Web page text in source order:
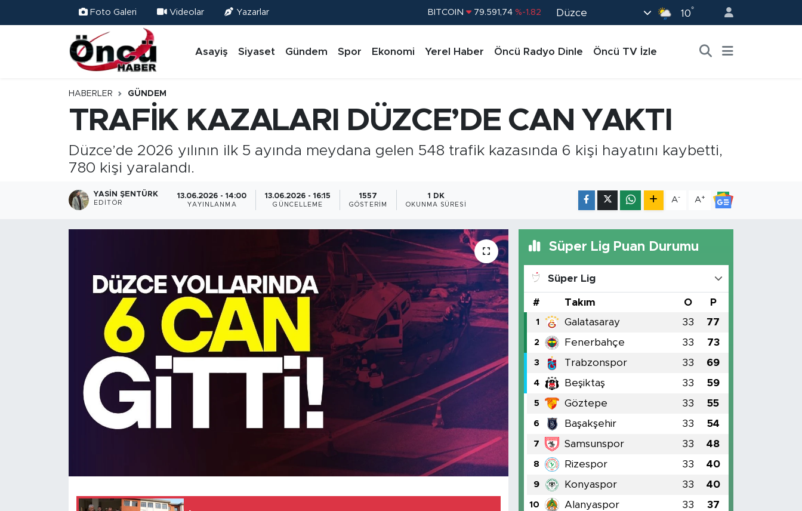
Foto Galeri Videolar Yazarlar BITCOIN 79.591,74 %-1.82
EURO 53,38690 %0.19
BİST100 14.598,00 %0
Düzce 10°
Asayiş Siyaset Gündem Spor Ekonomi Yerel Haber Öncü Radyo Dinle Öncü TV İzle
HABERLER GÜNDEM
TRAFİK KAZALARI DÜZCE’DE CAN YAKTI
Düzce’de 2026 yılının ilk 5 ayında meydana gelen 548 trafik kazasında 6 kişi hayatını kaybetti,
780 kişi yaralandı.
YASIN ŞENTÜRK
EDITÖR
13.06.2026 - 14:00
YAYINLANMA
13.06.2026 - 16:15
GÜNCELLEME
1557
GÖSTERIM
1 DK
OKUNMA SÜRESI
A- A+
Süper Lig Puan Durumu
Süper Lig
# Takım O P
1 Galatasaray 33 77
2 Fenerbahçe 33 73
3 Trabzonspor 33 69
4 Beşiktaş 33 59
5 Göztepe 33 55
6 Başakşehir 33 54
7 Samsunspor 33 48
8 Rizespor 33 40
9 Konyaspor 33 40
10 Alanyaspor 33 37
Siyaset
Yerel Haber
Öncü Radyo Dinle
Düzce Nöbetçi Eczaneler
Düzce Hava Durumu
Süper Lig Puan Durumu ve Fikstür
Tüm Manşetler
Son Dakika Haberleri